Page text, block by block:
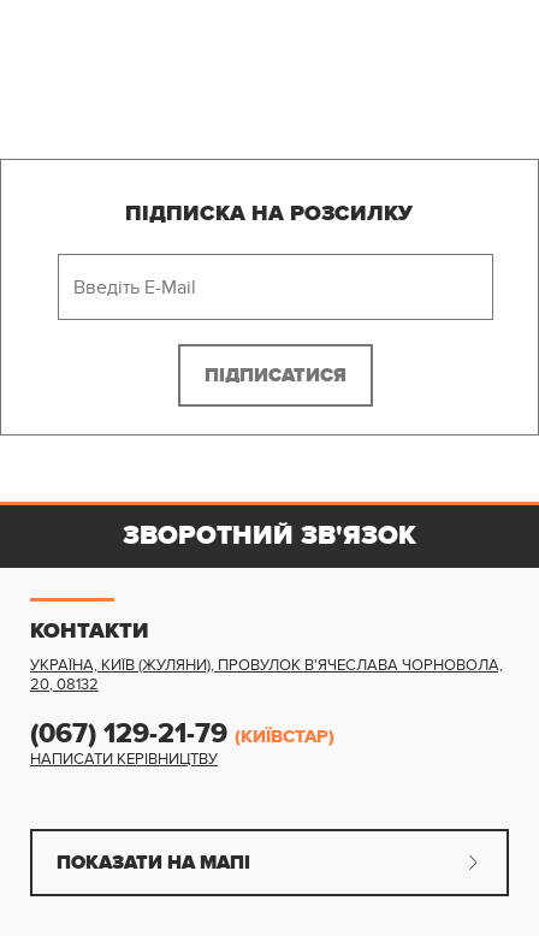
ПІДПИСКА НА РОЗСИЛКУ
КОНТАКТИ
УКРАЇНА, КИЇВ (ЖУЛЯНИ), ПРОВУЛОК В'ЯЧЕСЛАВА ЧОРНОВОЛА,
20,08132
(067) 129-21-79 (КИЇВСТАР)
НАПИСАТИ КЕРІВНИЦТВУ
ПОКАЗАТИ НА МАПІ
ЗВОРОТНИЙ ЗВ'ЯЗОК